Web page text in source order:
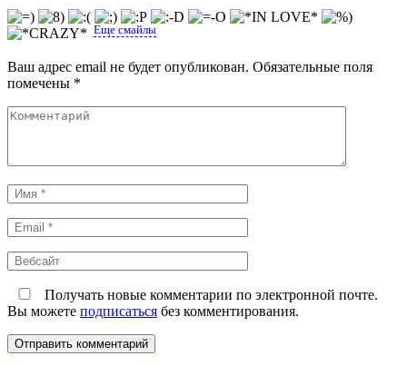
Еще смайлы
Ваш адрес email не будет опубликован. Обязательные поля
помечены *
Комментарий
Имя
*
Email
*
Вебсайт
Получать новые комментарии по электронной почте.
Вы можете подписаться без комментирования.